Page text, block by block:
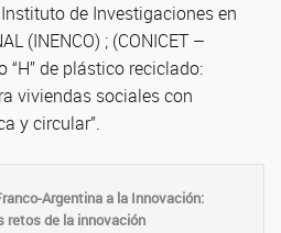
de Investigaciones en
(INENCO) ; (CONICET –
“H” de plástico reciclado:
viviendas sociales con
y circular”.
Argentina a la Innovación:
retos de la innovación